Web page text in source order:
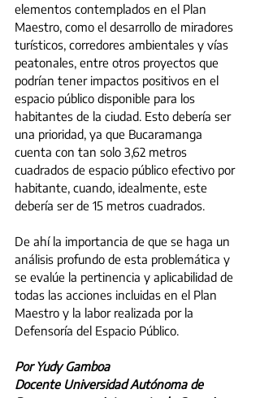
elementos contemplados en el Plan
Maestro, como el desarrollo de miradores
turísticos, corredores ambientales y vías
peatonales, entre otros proyectos que
podrían tener impactos positivos en el
espacio público disponible para los
habitantes de la ciudad. Esto debería ser
una prioridad, ya que Bucaramanga
cuenta con tan solo 3,62 metros
cuadrados de espacio público efectivo por
habitante, cuando, idealmente, este
debería ser de 15 metros cuadrados.
De ahí la importancia de que se haga un
análisis profundo de esta problemática y
se evalúe la pertinencia y aplicabilidad de
todas las acciones incluidas en el Plan
Maestro y la labor realizada por la
Defensoría del Espacio Público.
Por Yudy Gamboa
Docente Universidad Autónoma de